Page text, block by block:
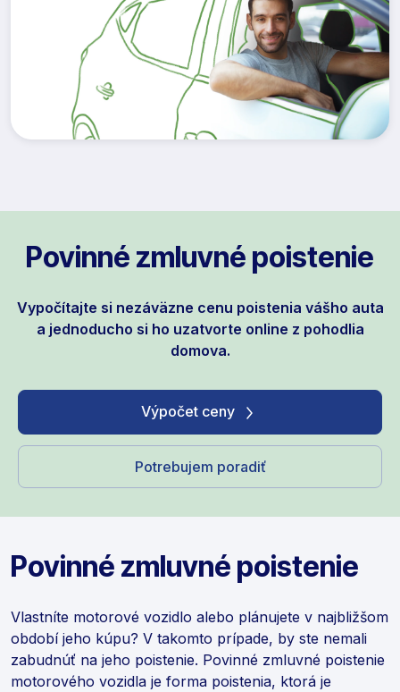
Povinné zmluvné poistenie
Vypočítajte si nezáväzne cenu poistenia vášho auta
a jednoducho si ho uzatvorte online z pohodlia
domova.
Výpočet ceny
Potrebujem poradiť
Povinné zmluvné poistenie
Vlastníte motorové vozidlo alebo plánujete v najbližšom
období jeho kúpu? V takomto prípade, by ste nemali
zabudnúť na jeho poistenie. Povinné zmluvné poistenie
motorového vozidla je forma poistenia, ktorá je